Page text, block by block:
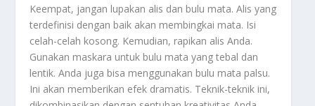
Keempat, jangan lupakan alis dan bulu mata. Alis yang
terdefinisi dengan baik akan membingkai mata. Isi
celah-celah kosong. Kemudian, rapikan alis Anda.
Gunakan maskara untuk bulu mata yang tebal dan
lentik. Anda juga bisa menggunakan bulu mata palsu.
Ini akan memberikan efek dramatis. Teknik-teknik ini,